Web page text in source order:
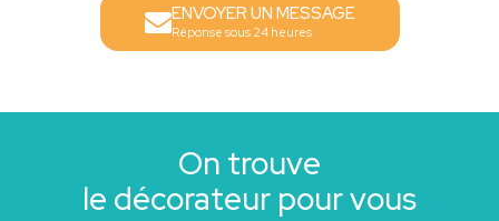
ENVOYER UN MESSAGE
Réponse sous 24 heures
On trouve
le décorateur pour vous